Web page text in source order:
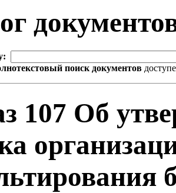
поиск документов
107 Об